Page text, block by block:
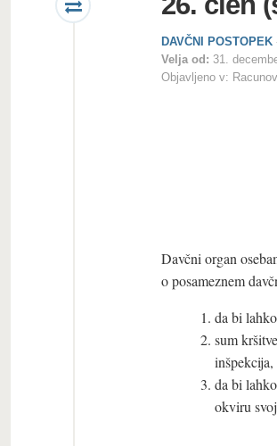
DAVČNI POSTOPEK
Velja od: 31.
Objavljeno v:
Davčni organ
o posameznem
da bi
sum
inšpekcija,
da bi
okviru